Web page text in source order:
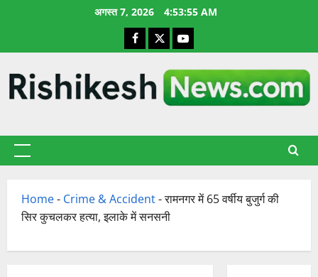
अगस्त 7, 2026 4:53:56 AM
Facebook
X YouTube
प्राथमिक
Home- Crime & Accident-रामनगर में 65 वर्षीय बुजुर्ग की
सिर कुचलकर हत्या, इलाके में सनसनी